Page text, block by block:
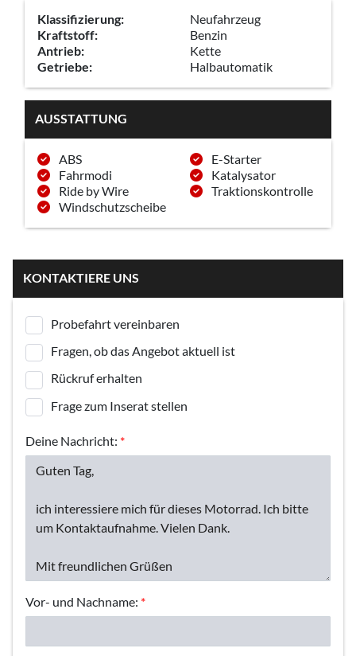
Klassifizierung:
Neufahrzeug
Kraftstoff:
Benzin
Antrieb:
Kette
Getriebe:
Halbautomatik
AUSSTATTUNG
ABS
E-Starter
Fahrmodi
Katalysator
Ride by Wire
Traktionskontrolle
Windschutzscheibe
KONTAKTIERE UNS
Probefahrt vereinbaren
Fragen, ob das Angebot aktuell ist
Rückruf erhalten
Frage zum Inserat stellen
Deine Nachricht: *
Vor- und Nachname: *